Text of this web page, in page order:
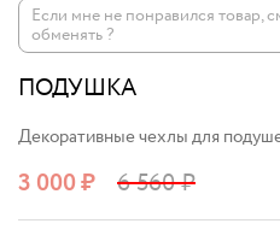
Если мне не понравился товар,
обменять ?
ПОДУШКА
Декоративные чехлы для
3 000₽ 6 560₽